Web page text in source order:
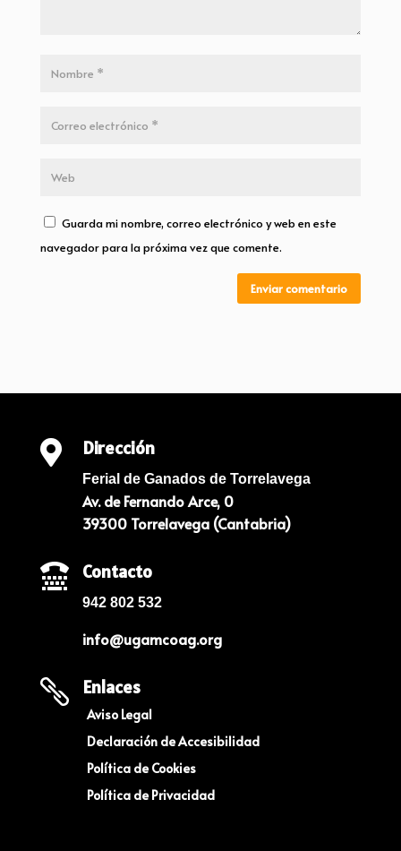
Guarda mi nombre, correo electrónico y web en este
navegador para la próxima vez que comente.
Enviar comentario
 Dirección
Ferial de Ganados de Torrelavega
Av. de Fernando Arce, 0
39300 Torrelavega (Cantabria)
 Contacto
942 802 532
info@ugamcoag.org
 Enlaces
Aviso Legal
Declaración de Accesibilidad
Política de Cookies
Política de Privacidad